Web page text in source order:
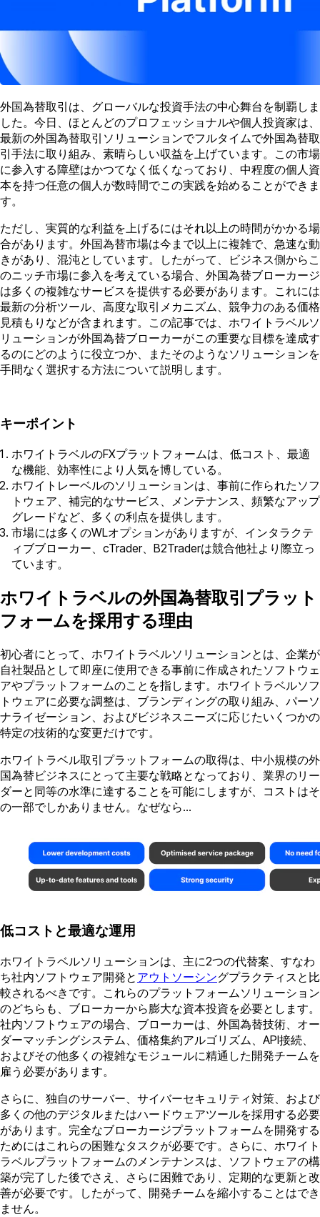
外国為替取引は、グローバルな投資手法の中心舞台を制覇しま
した。今日、ほとんどのプロフェッショナルや個人投資家は、
最新の外国為替取引ソリューションでフルタイムで外国為替取
引手法に取り組み、素晴らしい収益を上げています。この市場
に参入する障壁はかつてなく低くなっており、中程度の個人資
本を持つ任意の個人が数時間でこの実践を始めることができま
す。
ただし、実質的な利益を上げるにはそれ以上の時間がかかる場
合があります。外国為替市場は今まで以上に複雑で、急速な動
きがあり、混沌としています。したがって、ビジネス側からこ
のニッチ市場に参入を考えている場合、外国為替ブローカージ
は多くの複雑なサービスを提供する必要があります。これには
最新の分析ツール、高度な取引メカニズム、競争力のある価格
見積もりなどが含まれます。この記事では、ホワイトラベルソ
リューションが外国為替ブローカーがこの重要な目標を達成す
るのにどのように役立つか、またそのようなソリューションを
手間なく選択する方法について説明します。
キーポイント
ホワイトラベルのFXプラットフォームは、低コスト、最適
な機能、効率性により人気を博している。
ホワイトレーベルのソリューションは、事前に作られたソフ
トウェア、補完的なサービス、メンテナンス、頻繁なアップ
グレードなど、多くの利点を提供します。
市場には多くのWLオプションがありますが、インタラクテ
ィブブローカー、cTrader、B2Traderは競合他社より際立っ
ています。
ホワイトラベルの外国為替取引プラット
フォームを採用する理由
初心者にとって、ホワイトラベルソリューションとは、企業が
自社製品として即座に使用できる事前に作成されたソフトウェ
アやプラットフォームのことを指します。ホワイトラベルソフ
トウェアに必要な調整は、ブランディングの取り組み、パーソ
ナライゼーション、およびビジネスニーズに応じたいくつかの
特定の技術的な変更だけです。
ホワイトラベル取引プラットフォームの取得は、中小規模の外
国為替ビジネスにとって主要な戦略となっており、業界のリー
ダーと同等の水準に達することを可能にしますが、コストはそ
の一部でしかありません。なぜなら…
低コストと最適な運用
ホワイトラベルソリューションは、主に2つの代替案、すなわ
ち社内ソフトウェア開発と アウトソーシングプラクティスと比
較されるべきです。これらのプラットフォームソリューション
のどちらも、ブローカーから膨大な資本投資を必要とします。
社内ソフトウェアの場合、ブローカーは、外国為替技術、オー
ダーマッチングシステム、価格集約アルゴリズム、API接続、
およびその他多くの複雑なモジュールに精通した開発チームを
雇う必要があります。
さらに、独自のサーバー、サイバーセキュリティ対策、および
多くの他のデジタルまたはハードウェアツールを採用する必要
があります。完全なブローカージプラットフォームを開発する
ためにはこれらの困難なタスクが必要です。さらに、ホワイト
ラベルプラットフォームのメンテナンスは、ソフトウェアの構
築が完了した後でさえ、さらに困難であり、定期的な更新と改
善が必要です。したがって、開発チームを縮小することはでき
ません。